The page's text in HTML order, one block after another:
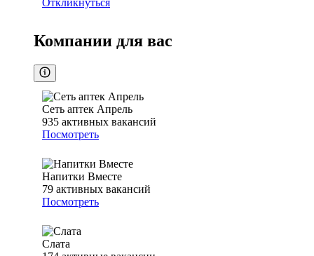
Откликнуться
Компании для вас
Сеть аптек Апрель
935 активных вакансий
Посмотреть
Напитки Вместе
79 активных вакансий
Посмотреть
Слата